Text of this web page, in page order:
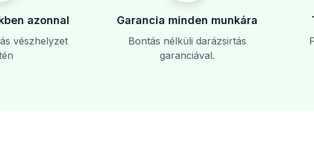
azonnal
vészhelyzet
Garancia minden munkára
Bontás nélküli darázsirtás
garanciával.